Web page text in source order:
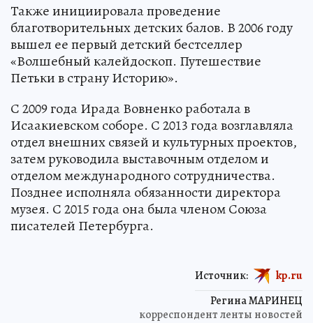
Также инициировала проведение
благотворительных детских балов. В 2006 году
вышел ее первый детский бестселлер
«Волшебный калейдоскоп. Путешествие
Петьки в страну Историю».
С 2009 года Ирада Вовненко работала в
Исаакиевском соборе. С 2013 года возглавляла
отдел внешних связей и культурных проектов,
затем руководила выставочным отделом и
отделом международного сотрудничества.
Позднее исполняла обязанности директора
музея. С 2015 года она была членом Союза
писателей Петербурга.
Регина МАРИНЕЦ
корреспондент ленты новостей
Источник: kp.ru